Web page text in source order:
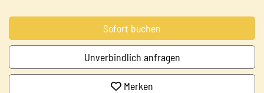
Sofort buchen
Unverbindlich anfragen
Merken